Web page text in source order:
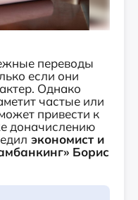
переводы
если они
Однако
частые или
привести к
доначислению
экономист и
Борис